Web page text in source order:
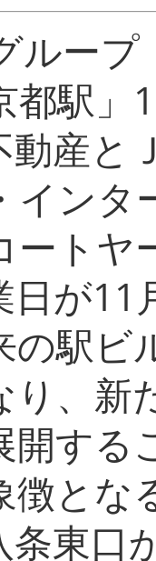
ルー
都駅」
産と
インタ
ートヤ
日が11
の駅ビ
り、新
開する
徴とな
条東口